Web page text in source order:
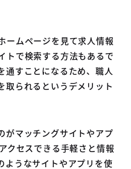
ームページを見て求人情報
トで検索する方法もあるで
通すことになるため、職人
取られるというデメリット
がマッチングサイトやアプ
クセスできる手軽さと情報
ようなサイトやアプリを使